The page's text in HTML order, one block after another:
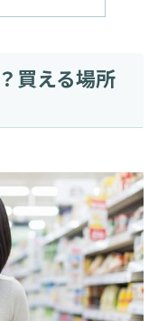
買える場所